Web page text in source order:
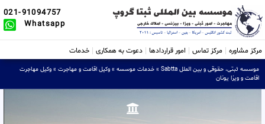
021-91094757
Whatsapp
مرکز مشاوره مرکز تماس امور قراردادها دعوت به همکاری خدمات
موسسه ثبتی، حقوقی و بین الملل Sabtta » خدمات موسسه » وکیل اقامت و مهاجرت » وکیل مهاجرت
اقامت و ویزا یونان